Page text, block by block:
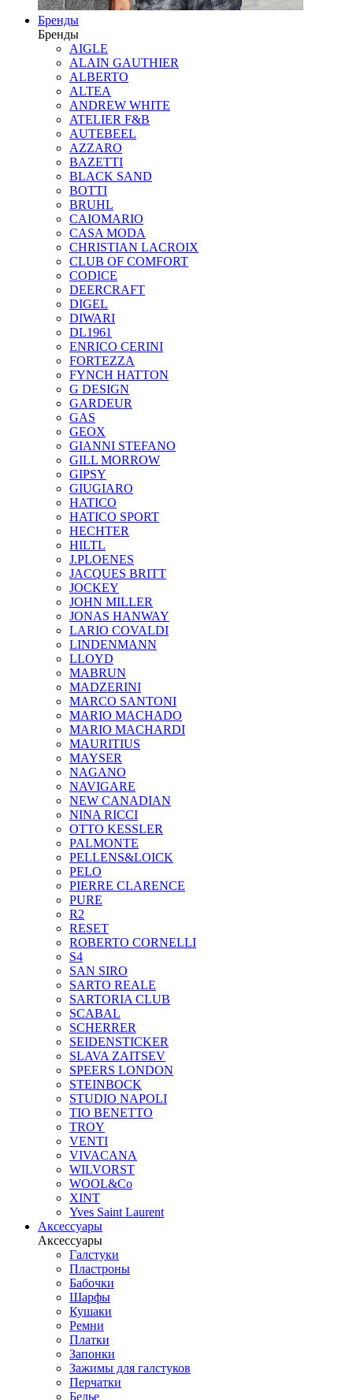
Бренды
Бренды
AIGLE
ALAIN GAUTHIER
ALBERTO
ALTEA
ANDREW WHITE
ATELIER F&B
AUTEBEEL
AZZARO
BAZETTI
BLACK SAND
BOTTI
BRUHL
CAIOMARIO
CASA MODA
CHRISTIAN LACROIX
CLUB OF COMFORT
CODICE
DEERCRAFT
DIGEL
DIWARI
DL1961
ENRICO CERINI
FORTEZZA
FYNCH HATTON
G DESIGN
GARDEUR
GAS
GEOX
GIANNI STEFANO
GILL MORROW
GIPSY
GIUGIARO
HATICO
HATICO SPORT
HECHTER
HILTL
J.PLOENES
JAСQUES BRITT
JOCKEY
JOHN MILLER
JONAS HANWAY
LARIO COVALDI
LINDENMANN
LLOYD
MABRUN
MADZERINI
MARCO SANTONI
MARIO MACHADO
MARIO MACHARDI
MAURITIUS
MAYSER
NAGANO
NAVIGARE
NEW CANADIAN
NINA RICCI
OTTO KESSLER
PALMONTE
PELLENS&LOICK
PELO
PIERRE CLARENCE
PURE
R2
RESET
ROBERTO CORNELLI
S4
SAN SIRO
SARTO REALE
SARTORIA CLUB
SCABAL
SCHERRER
SEIDENSTICKER
SLAVA ZAITSEV
SPEERS LONDON
STEINBOCK
STUDIO NAPOLI
TIO BENETTO
TROY
VENTI
VIVACANA
WILVORST
WOOL&Co
XINT
Yves Saint Laurent
Аксессуары
Аксессуары
Галстуки
Пластроны
Бабочки
Шарфы
Кушаки
Ремни
Платки
Запонки
Зажимы для галстуков
Перчатки
Белье